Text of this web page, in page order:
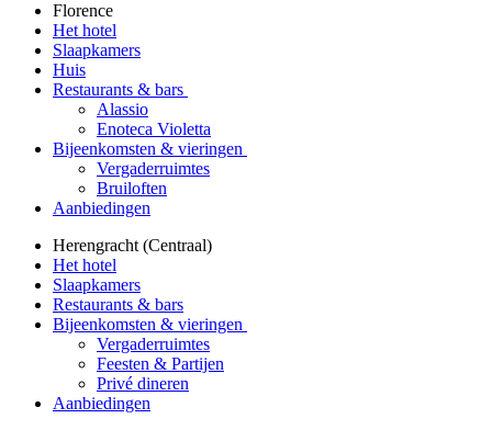
Florence
Het hotel
Slaapkamers
Huis
Restaurants & bars
Alassio
Enoteca Violetta
Bijeenkomsten & vieringen
Vergaderruimtes
Bruiloften
Aanbiedingen
Herengracht (Centraal)
Het hotel
Slaapkamers
Restaurants & bars
Bijeenkomsten & vieringen
Vergaderruimtes
Feesten & Partijen
Privé dineren
Aanbiedingen